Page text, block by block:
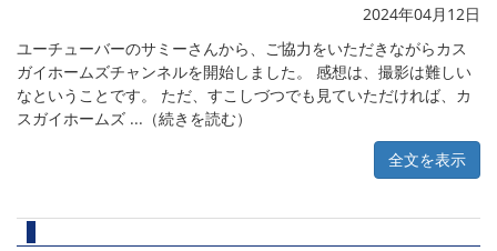
2024年04月12日
ユーチューバーのサミーさんから、ご協力をいただきながらカス
ガイホームズチャンネルを開始しました。 感想は、撮影は難しい
なということです。 ただ、すこしづつでも見ていただければ、カ
スガイホームズ ...（続きを読む）
全文を表示